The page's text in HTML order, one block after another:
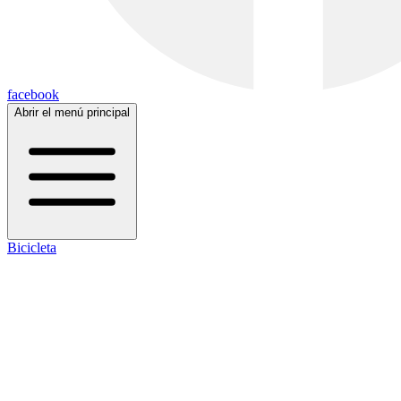
facebook
Abrir el menú principal
Bicicleta